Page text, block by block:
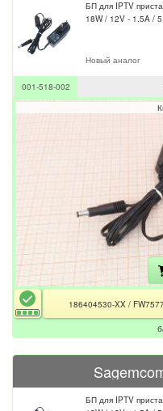
БП для IPTV
18W / 12V - 1.5A /
Новый аналог
001-518-002
186404530-XX /
БП для IPTV